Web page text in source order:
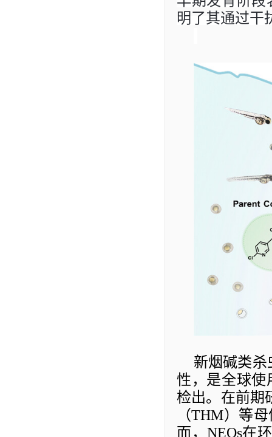
明了其通过干
新烟碱类杀
性，是全球使
检出。在前期
（THM）等
而， NEOs在